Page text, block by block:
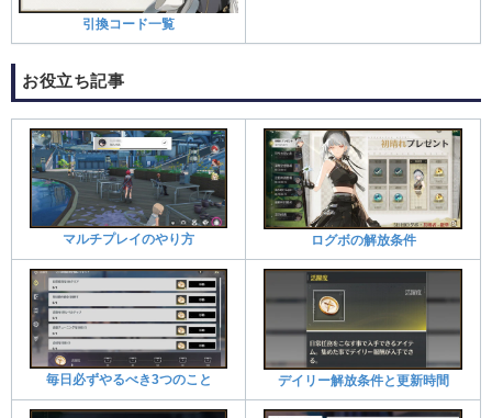
引換コード一覧
お役立ち記事
マルチプレイのやり方 ログボの解放条件
毎日必ずやるべき3つのこと デイリー解放条件と更新時間